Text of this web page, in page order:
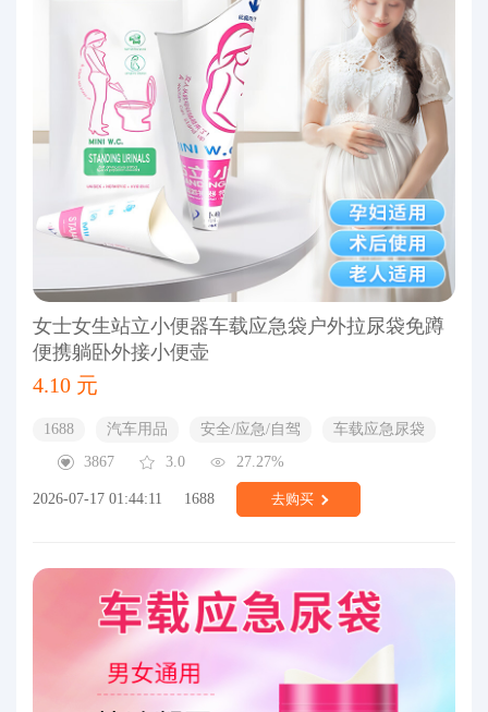
女士女生站立小便器车载应急袋户外拉尿袋免蹲
便携躺卧外接小便壶
4.10 元
1688 汽车用品 安全/应急/自驾
车载应急尿袋
3867
3.0 27.27%
2026-07-17 01:44:11 1688 去购买